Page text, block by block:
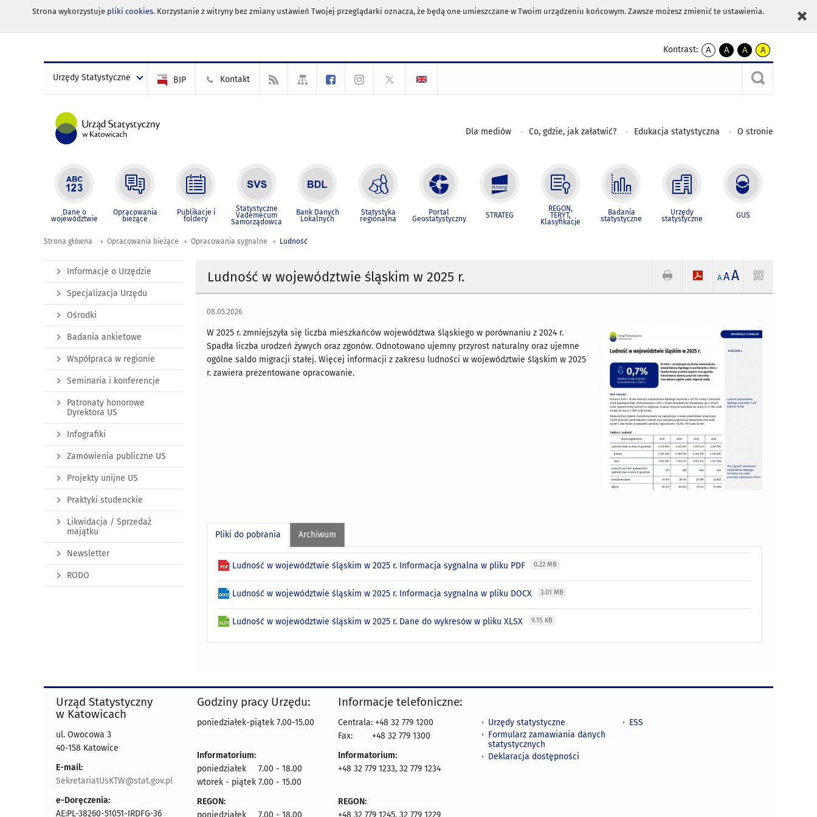
Strona wykorzystuje pliki cookies. Korzystanie z witryny bez zmiany ustawień Twojej przeglądarki oznacza, że będą one umieszczane w Twoim urządzeniu końcowym. Zawsze możesz zmienić te ustawienia.
Kontrast:
A
kontrast
A
kontrast
czarnym
A
kontrast
żółty
tekst
czarnym
A
kontrast
czarny
tekst
żółtym
Urzędy Statystyczne BIP Kontakt
Dla mediów Co, gdzie, jak załatwić? Edukacja statystyczna O stronie
Dane o
województwie
Opracowania
bieżące
Publikacje i
foldery
Statystyczne
Vademecum
Samorządowca
Bank Danych
Lokalnych
Statystyka
regionalna
Portal
Geostatystyczny STRATEG
REGON,
TERYT,
Klasyfikacje
Badania
statystyczne
Urzędy
statystyczne GUS
Strona główna Opracowania bieżące Opracowania sygnalne Ludność
Ludność w województwie śląskim w 2025 r. A AA
08.05.2026
W 2025 r. zmniejszyła się liczba mieszkańców województwa śląskiego w porównaniu z 2024 r.
Spadła liczba urodzeń żywych oraz zgonów. Odnotowano ujemny przyrost naturalny oraz ujemne
ogólne saldo migracji stałej. Więcej informacji z zakresu ludności w województwie śląskim w 2025
r. zawiera prezentowane opracowanie.
Pliki do pobrania Archiwum
Ludność w województwie śląskim w 2025 r. Informacja sygnalna w pliku PDF 0.22 MB
Ludność w województwie śląskim w 2025 r. Informacja sygnalna w pliku DOCX 3.01 MB
Ludność w województwie śląskim w 2025 r. Dane do wykresów w pliku XLSX 9.15 KB
Informacje o Urzędzie
Specjalizacja Urzędu
Ośrodki
Badania ankietowe
Współpraca w regionie
Seminaria i konferencje
Patronaty honorowe
Dyrektora US
Infografiki
Zamówienia publiczne US
Projekty unijne US
Praktyki studenckie
Likwidacja / Sprzedaż
majątku
Newsletter
RODO
Urząd Statystyczny
w Katowicach
ul. Owocowa 3
40-158 Katowice
E-mail:
SekretariatUsKTW@stat.gov.pl
e-Doręczenia:
AE:PL-38260-51051-IRDFG-36
Godziny pracy Urzędu:
poniedziałek-piątek 7.00-15.00
Informatorium:
poniedziałek 7.00 - 18.00
wtorek - piątek 7.00 - 15.00
REGON:
Informacje telefoniczne:
Centrala: +48 32 779 1200
Fax:
+48 32 779 1300
Informatorium:
+48 32 779 1233, 32 779 1234
REGON:
Urzędy statystyczne
Formularz zamawiania danych
statystycznych
Deklaracja dostępności
ESS